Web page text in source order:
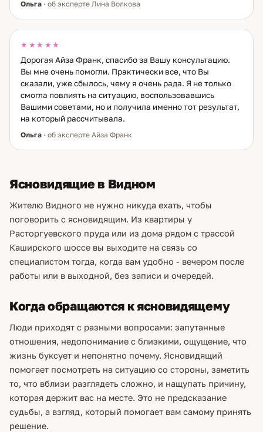
Ольга · об эксперте Лина Волкова
★★★★★
Дорогая Айза Франк, спасибо за Вашу консультацию.
Вы мне очень помогли. Практически все, что Вы
сказали, уже сбылось, чему я очень рада. Я не только
смогла повлиять на ситуацию, воспользовавшись
Вашими советами, но и получила именно тот результат,
на который рассчитывала.
Ольга · об эксперте Айза Франк
Ясновидящие в Видном
Жителю Видного не нужно никуда ехать, чтобы
поговорить с ясновидящим. Из квартиры у
Расторгуевского пруда или из дома рядом с трассой
Каширского шоссе вы выходите на связь со
специалистом тогда, когда вам удобно - вечером после
работы или в выходной, без записи и очередей.
Когда обращаются к ясновидящему
Люди приходят с разными вопросами: запутанные
отношения, недопонимание с близкими, ощущение, что
жизнь буксует и непонятно почему. Ясновидящий
помогает посмотреть на ситуацию со стороны, заметить
то, что вблизи разглядеть сложно, и нащупать причину,
которая держит вас на месте. Это не предсказание
судьбы, а взгляд, который помогает вам самому принять
решение.